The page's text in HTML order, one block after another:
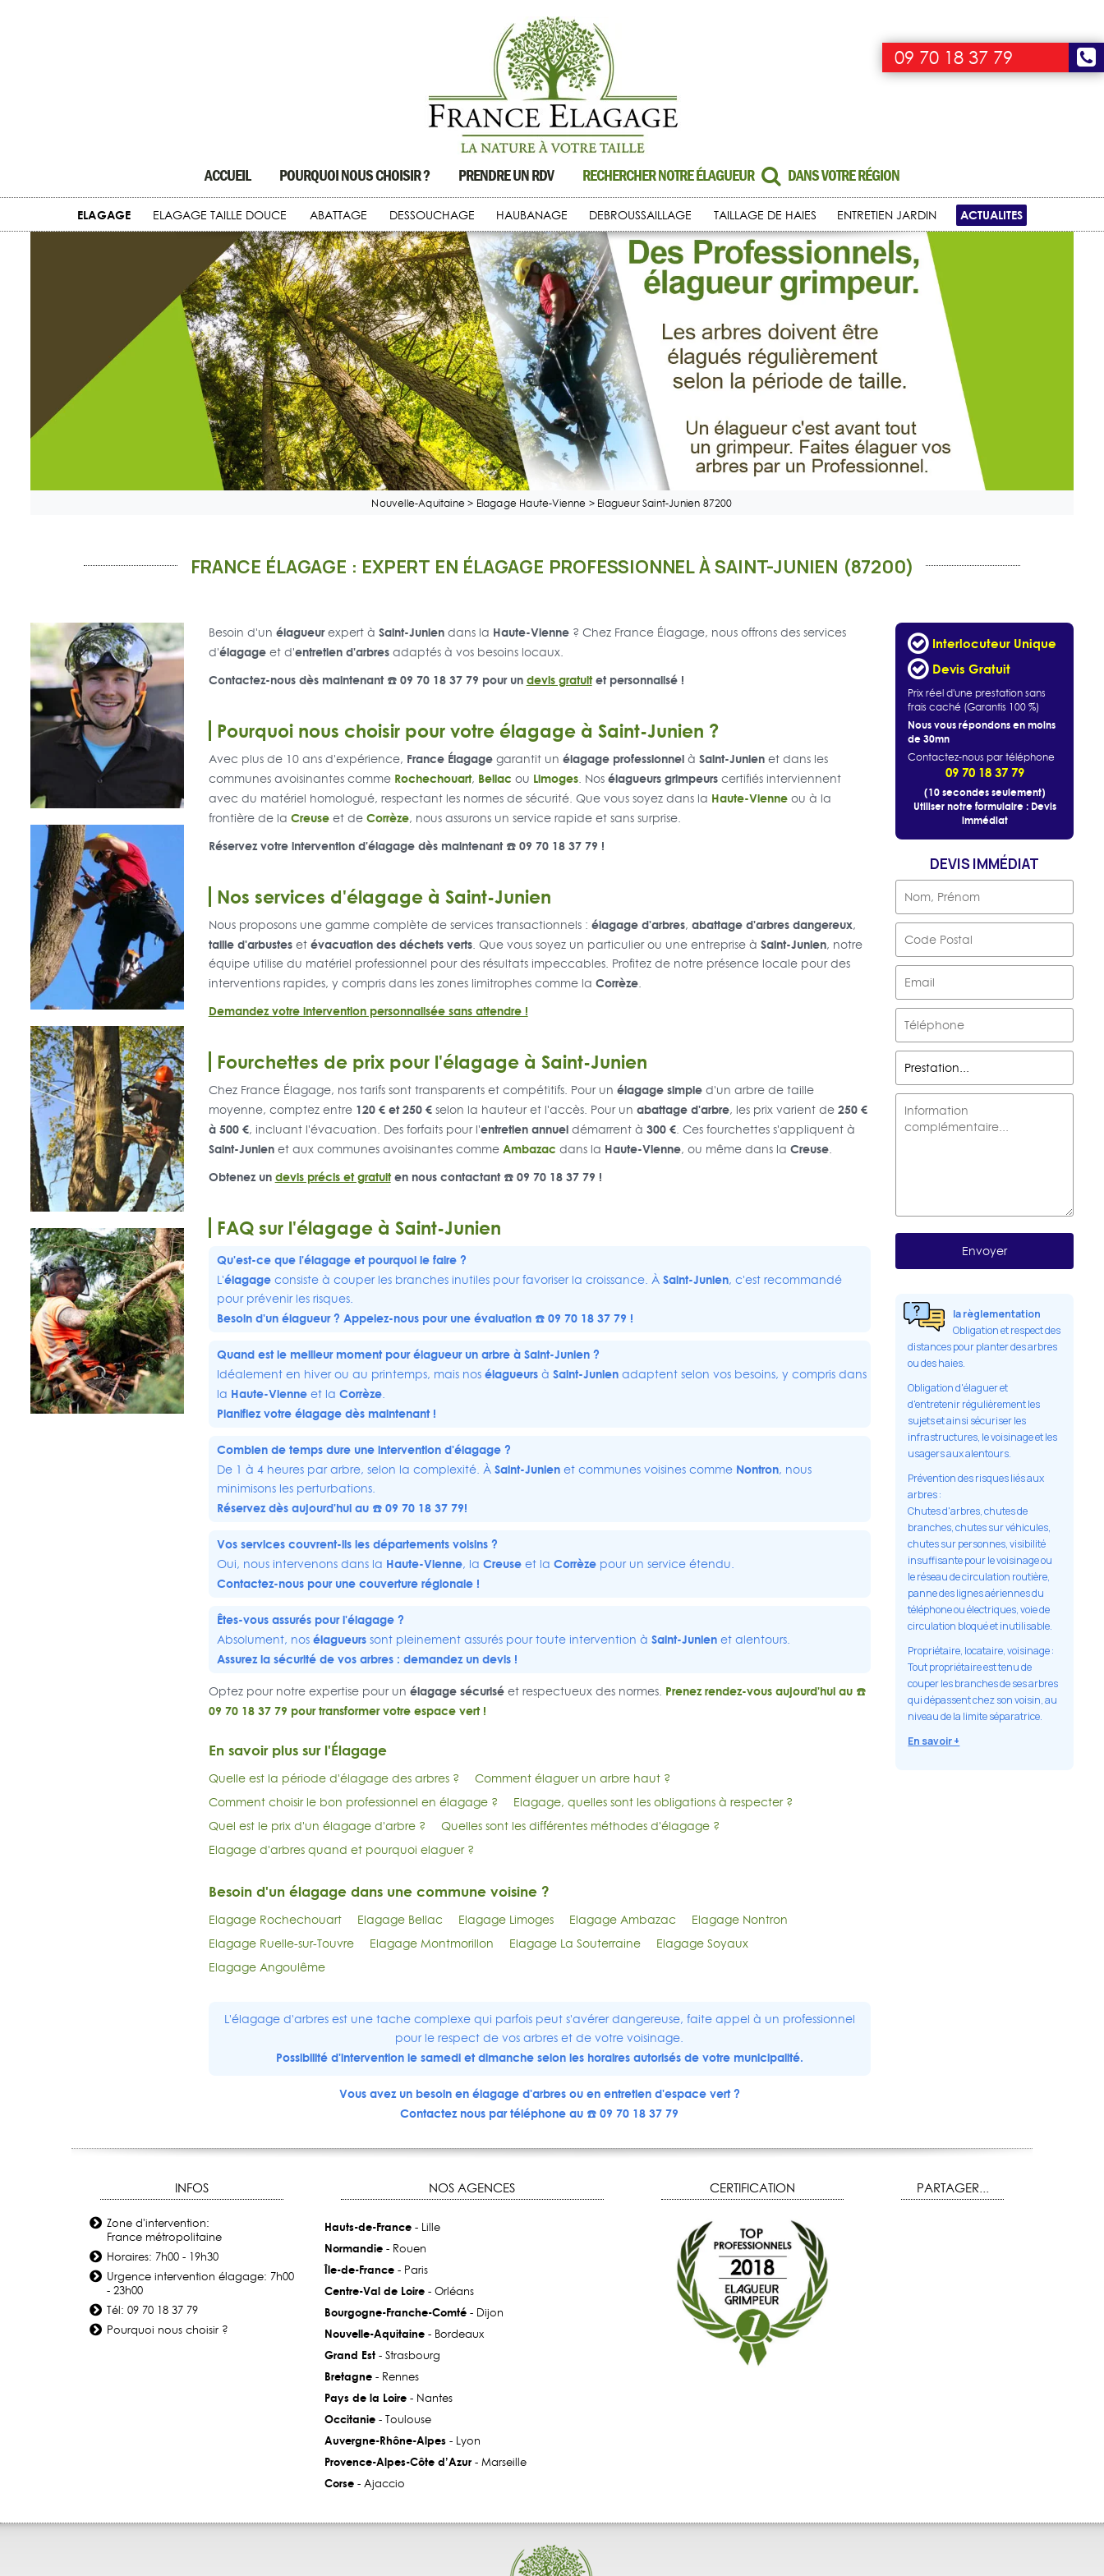
09 70 18 37 79
ACCUEIL POURQUOI NOUS CHOISIR ? PRENDRE UN RDV RECHERCHER NOTRE ÉLAGUEUR DANS VOTRE RÉGION
ELAGAGE ELAGAGE TAILLE DOUCE ABATTAGE DESSOUCHAGE HAUBANAGE DEBROUSSAILLAGE TAILLAGE DE HAIES ENTRETIEN JARDIN ACTUALITES
Nouvelle-Aquitaine> Elagage Haute-Vienne > Elagueur Saint-Junien 87200
FRANCE ÉLAGAGE : EXPERT EN ÉLAGAGE PROFESSIONNEL À SAINT-JUNIEN (87200)
Besoin d'un élagueurexpert à Saint-Juniendans la Haute-Vienne? Chez France Élagage, nous offrons des services
d'élagageet d'entretien d'arbresadaptés à vos besoins locaux.
Contactez-nous dès maintenant ☎️ 09 70 18 37 79 pour undevis gratuitet personnalisé !
Pourquoi nous choisir pour votre élagage à Saint-Junien ?
Avec plus de 10 ans d'expérience, France Élagagegarantit un élagage professionnelà Saint-Junienet dans les
communes avoisinantes comme Rochechouart, Bellac ou Limoges. Nos élagueurs grimpeurscertifiés interviennent
avec du matériel homologué, respectant les normes de sécurité. Que vous soyez dans la Haute-Vienneou à la
frontière de la Creuseet de Corrèze, nous assurons un service rapide et sans surprise.
Réservez votre intervention d'élagage dès maintenant ☎️ 09 70 18 37 79 !
Nos services d'élagage à Saint-Junien
Nous proposons une gamme complète de services transactionnels : élagage d'arbres, abattage d'arbres dangereux,
taille d'arbusteset évacuation des déchets verts. Que vous soyez un particulier ou une entreprise à Saint-Junien, notre
équipe utilise du matériel professionnel pour des résultats impeccables. Profitez de notre présence locale pour des
interventions rapides, y compris dans les zones limitrophes comme la Corrèze.
Demandez votre intervention personnalisée sans attendre !
Fourchettes de prix pour l'élagage à Saint-Junien
Chez France Élagage, nos tarifs sont transparents et compétitifs. Pour un élagage simpled'un arbre de taille
moyenne, comptez entre 120 € et 250 €selon la hauteur et l'accès. Pour un abattage d'arbre, les prix varient de 250 €
à 500 €, incluant l'évacuation. Des forfaits pour l'entretien annueldémarrent à 300 €. Ces fourchettes s'appliquent à
Saint-Junienet aux communes avoisinantes comme Ambazac dans la Haute-Vienne, ou même dans la Creuse.
Obtenez undevis précis et gratuiten nous contactant ☎️ 09 70 18 37 79 !
FAQ sur l'élagage à Saint-Junien
Qu'est-ce que l'élagage et pourquoi le faire ?
L'élagageconsiste à couper les branches inutiles pour favoriser la croissance. À Saint-Junien, c'est recommandé
pour prévenir les risques.
Besoin d'un élagueur ? Appelez-nous pour une évaluation ☎️ 09 70 18 37 79 !
Quand est le meilleur moment pour élagueur un arbre à Saint-Junien ?
Idéalement en hiver ou au printemps, mais nos élagueursà Saint-Junienadaptent selon vos besoins, y compris dans
la Haute-Vienneet la Corrèze.
Planifiez votre élagage dès maintenant !
Combien de temps dure une intervention d'élagage ?
De 1 à 4 heures par arbre, selon la complexité. À Saint-Junienet communes voisines comme Nontron, nous
minimisons les perturbations.
Réservez dès aujourd'hui au ☎️ 09 70 18 37 79!
Vos services couvrent-ils les départements voisins ?
Oui, nous intervenons dans la Haute-Vienne, la Creuseet la Corrèzepour un service étendu.
Contactez-nouspour une couverture régionale !
Êtes-vous assurés pour l'élagage ?
Absolument, nos élagueurssont pleinement assurés pour toute intervention à Saint-Junienet alentours.
Assurez la sécurité de vos arbres : demandez un devis!
Optez pour notre expertise pour un élagage sécuriséet respectueux des normes. Prenez rendez-vous aujourd'hui au ☎️
09 70 18 37 79 pour transformer votre espace vert !
En savoir plus sur l'Élagage
Quelle est la période d'élagage des arbres ?
Comment élaguer un arbre haut ?
Comment choisir le bon professionnel en élagage ?
Elagage, quelles sont les obligations à respecter ?
Quel est le prix d'un élagage d'arbre ?
Quelles sont les différentes méthodes d'élagage ?
Elagage d'arbres quand et pourquoi elaguer ?
Besoin d'un élagage dans une commune voisine ?
Elagage Rochechouart Elagage Bellac Elagage Limoges Elagage Ambazac
Elagage Nontron
Elagage Ruelle-sur-Touvre
Elagage Montmorillon Elagage La Souterraine
Elagage Soyaux
Elagage Angoulême
L'élagage d'arbres est une tache complexe qui parfois peut s'avérer dangereuse, faite appel à un professionnel
pour le respect de vos arbres et de votre voisinage.
Possibilité d'intervention le samedi et dimanche selon les horaires autorisés de votre municipalité.
Vous avez un besoin en élagage d'arbres ou en entretien d'espace vert ?
Contactez nous par téléphone au ☎️ 09 70 18 37 79
Interlocuteur Unique
Devis Gratuit
Prix réel d'une prestation sans
frais caché (Garantis 100 %)
Nous vous répondons en moins
de 30mn
Contactez-nous par téléphone
09 70 18 37 79
(10 secondes seulement)
Utiliser notre formulaire : Devis
immédiat
DEVIS IMMÉDIAT
la règlementation
Obligation et respect des
distances pour planter des arbres
ou des haies.
Obligation d'élaguer et
d'entretenir régulièrement les
sujets et ainsi sécuriser les
infrastructures, le voisinage et les
usagers aux alentours.
Prévention des risques liés aux
arbres :
Chutes d'arbres, chutes de
branches, chutes sur véhicules,
chutes sur personnes, visibilité
insuffisante pour le voisinage ou
le réseau de circulation routière,
panne des lignes aériennes du
téléphone ou électriques, voie de
circulation bloqué et inutilisable.
Propriétaire, locataire, voisinage :
Tout propriétaire est tenu de
couper les branches de ses arbres
qui dépassent chez son voisin, au
niveau de la limite séparatrice.
En savoir +
INFOS
Zone d'intervention:
France métropolitaine
Horaires: 7h00 - 19h30
Urgence intervention élagage: 7h00
- 23h00
Tél: 09 70 18 37 79
Pourquoi nous choisir ?
NOS AGENCES
Hauts-de-France- Lille
Normandie- Rouen
Île-de-France- Paris
Centre-Val de Loire- Orléans
Bourgogne-Franche-Comté- Dijon
Nouvelle-Aquitaine- Bordeaux
Grand Est- Strasbourg
Bretagne- Rennes
Pays de la Loire- Nantes
Occitanie- Toulouse
Auvergne-Rhône-Alpes- Lyon
Provence-Alpes-Côte d’Azur- Marseille
Corse- Ajaccio
CERTIFICATION PARTAGER...